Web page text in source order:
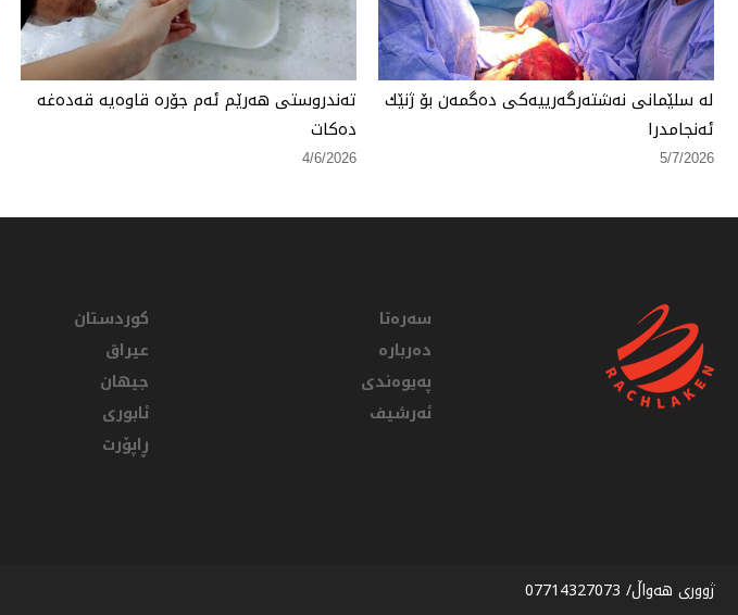
لە سلێمانی نەشتەرگەرییەكی دەگمەن بۆ ژنێك
ئەنجامدرا
5/7/2026
تەندروستی هەرێم ئەم جۆرە قاوەیە قەدەغە
دەكات
4/6/2026
سەرەتا
دەربارە
پەیوەندی
ئەرشیف
کوردستان
عيراق
جیهان
ئابوری
ڕاپۆرت
ژووری هەواڵ/ 07714327073